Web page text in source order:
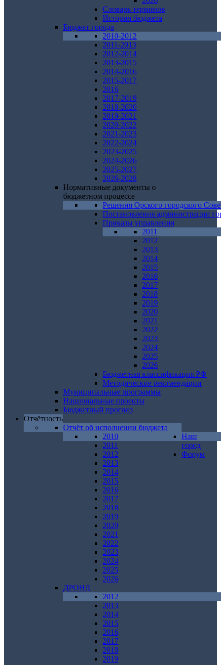
Словарь терминов
История бюджета
Бюджет города
2010-2012
2011-2013
2012-2014
2013-2015
2014-2016
2015-2017
2016
2017-2019
2018-2020
2019-2021
2020-2022
2021-2023
2022-2024
2023-2025
2024-2026
2025-2027
2026-2028
Нормативные документы о
бюджетном процессе
Решения Орского городского
Постановления администрации
Приказы управления
2011
2012
2013
2014
2015
2016
2017
2018
2019
2020
2021
2022
2023
2024
2025
2026
Бюджетная классификация РФ
Методические рекомендации
Муниципальные программы
Национальные проекты
Бюджетный прогноз
Отчётность
Отчёт об исполнении бюджета
2010
2011
2012
2013
2014
2015
2016
2017
2018
2019
2020
2021
2022
2023
2024
2025
2026
ДРОНД
2012
2013
2014
2015
2016
2017
2018
2019
Наш
город
Форум